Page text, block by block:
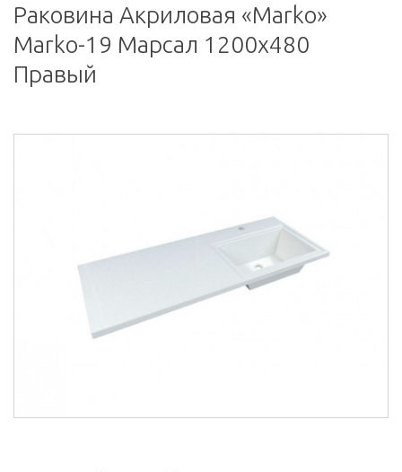
Раковина Акриловая «Marko»
Marko-19 Марсал 1200x480
Правый